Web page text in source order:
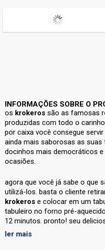
INFORMAÇÕES SOBRE O
os krokeros são as famosas
produzidas com todo o
por caixa você consegue
ainda mais saborosas as suas
docinhos mais democráticos
ocasiões.
agora que você já sabe o que
utilizá-los. basta o cliente
krokeros e colocar em um
tabuleiro no forno pré-
12 minutos. pronto! seu
ler mais